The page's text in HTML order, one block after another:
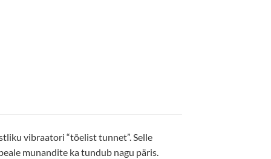
vibraatori “tõelist tunnet”. Selle
munandite ka tundub nagu päris.